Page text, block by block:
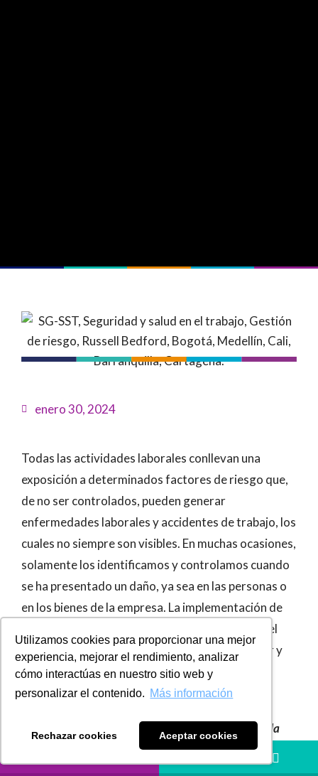
Utilizamos cookies para proporcionar una mejor
experiencia, mejorar el rendimiento, analizar
cómo interactúas en nuestro sitio web y
personalizar el contenido. Más información
Rechazar cookies Aceptar cookies
enero 30, 2024
Todas las actividades laborales conllevan una
exposición a determinados factores de riesgo que,
de no ser controlados, pueden generar
enfermedades laborales y accidentes de trabajo, los
cuales no siempre son visibles. En muchas ocasiones,
solamente los identificamos y controlamos cuando
se ha presentado un daño, ya sea en las personas o
en los bienes de la empresa. La implementación de
un Sistema de Gestión de Seguridad y Salud en el
Trabajo (SG-SST) es fundamental para anticipar y
gestionar de manera efectiva estos riesgos.
adecuado que le asegure, así como a su familia, la
salud y el bienestar.”(Declaración Universal de
Derechos Humanos, Naciones Unidas, 1948).